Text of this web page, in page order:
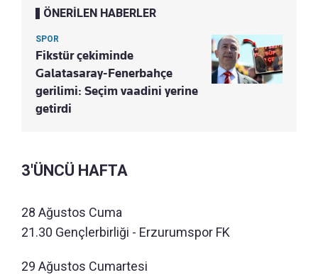
ÖNERİLEN HABERLER
SPOR
Fikstür çekiminde
Galatasaray-Fenerbahçe
gerilimi: Seçim vaadini yerine
getirdi
3'ÜNCÜ HAFTA
28 Ağustos Cuma
21.30 Gençlerbirliği - Erzurumspor FK
29 Ağustos Cumartesi